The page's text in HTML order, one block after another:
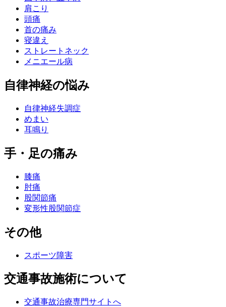
肩こり
頭痛
首の痛み
寝違え
ストレートネック
メニエール病
自律神経の悩み
自律神経失調症
めまい
耳鳴り
手・足の痛み
膝痛
肘痛
股関節痛
変形性股関節症
その他
スポーツ障害
交通事故施術について
交通事故治療専門サイトへ